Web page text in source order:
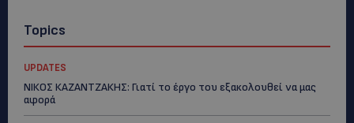
Topics
UPDATES
ΝΙΚΟΣ ΚΑΖΑΝΤΖΑΚΗΣ: Γιατί το έργο του εξακολουθεί να μας
αφορά